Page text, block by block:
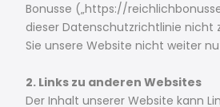
Bonusse („https://
dieser Datenschutzrichtlinie nicht
Sie unsere Website nicht weiter
2. Links zu anderen Websites
Der Inhalt unserer Website kann